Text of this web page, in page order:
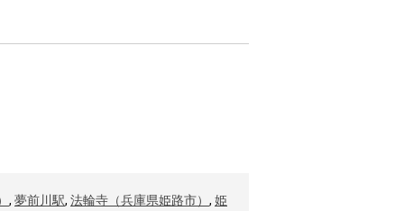
, 夢前川駅, 法輪寺（兵庫県姫路市） , 姫